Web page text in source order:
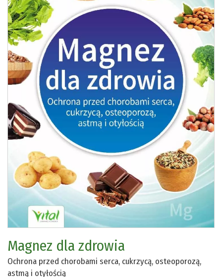
Magnez dla zdrowia
Ochrona przed chorobami serca, cukrzycą, osteoporozą,
astmą i otyłością